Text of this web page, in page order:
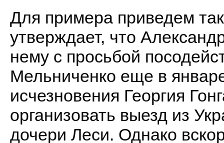
Для примера приведем
утверждает, что
нему с просьбой
Мельниченко еще в
исчезновения Георгия
организовать выезд из
дочери Леси. Однако